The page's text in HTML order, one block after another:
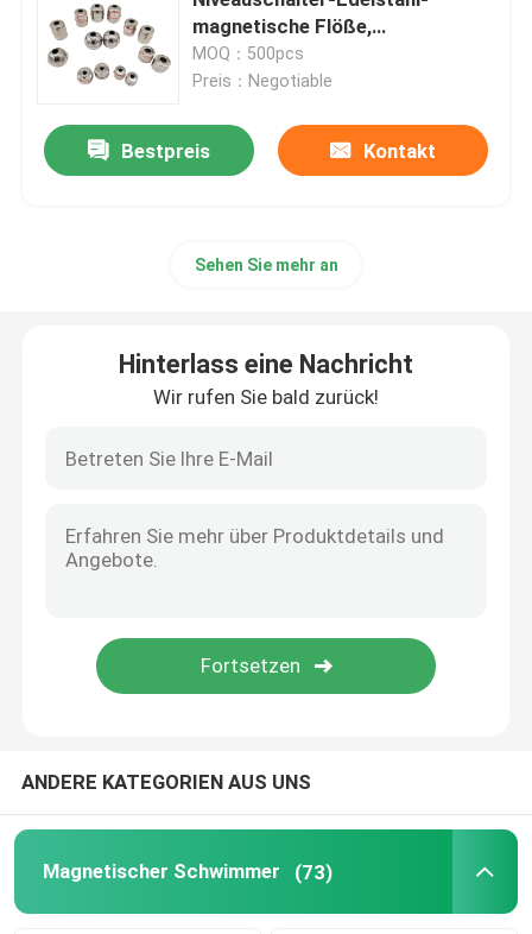
Edelstahl-magnetische Flöße
Füllstand-Floss
Schwimmerventil-Teile
magnetische Flöße,
Schwimmerschalter-Ball
MOQ：500pcs
Preis：Negotiable
Bestpreis Kontakt
Sehen Sie mehr an
Hinterlass eine Nachricht
Wir rufen Sie bald zurück!
ANDERE KATEGORIEN AUS UNS
Magnetischer Schwimmer (73)